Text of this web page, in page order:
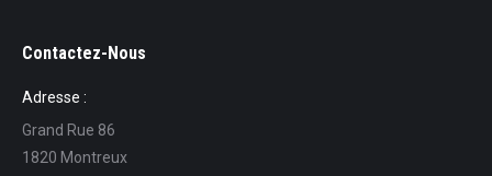
Contactez-Nous
Adresse :
Grand Rue 86
1820 Montreux